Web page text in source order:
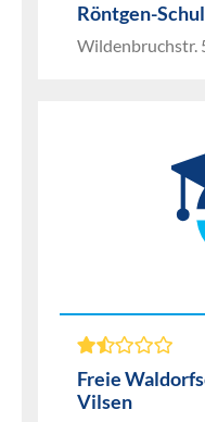
Röntgen-
Wildenbruchstr.
Freie
Vilsen